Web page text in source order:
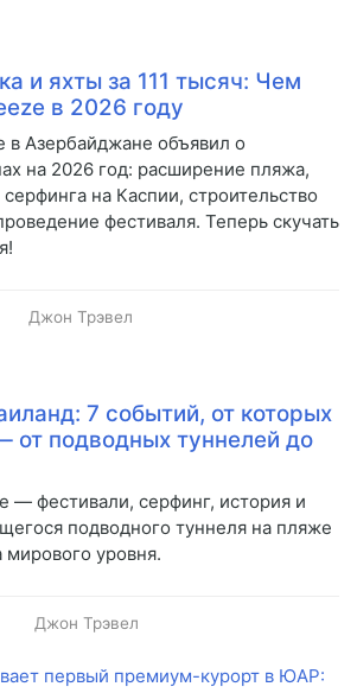
и яхты за 111 тысяч: Чем
в 2026 году
в Азербайджане объявил о
на 2026 год: расширение пляжа,
серфинга на Каспии, строительство
фестиваля. Теперь скучать
Джон Трэвел
7 событий, от которых
от подводных туннелей до
— фестивали, серфинг, история и
подводного туннеля на пляже
уровня.
Джон Трэвел